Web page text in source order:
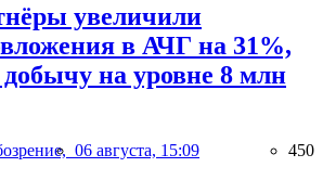
увеличили
в АЧГ на 31%,
добычу на уровне 8 млн
06 августа, 15:09 450